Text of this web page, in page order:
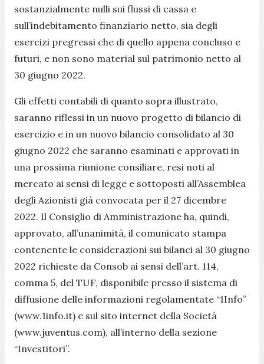
sostanzialmente nulli sui flussi di cassa e
sull’indebitamento finanziario netto, sia degli
esercizi pregressi che di quello appena concluso e
futuri, e non sono material sul patrimonio netto al
30 giugno 2022.
Gli effetti contabili di quanto sopra illustrato,
saranno riflessi in un nuovo progetto di bilancio di
esercizio e in un nuovo bilancio consolidato al 30
giugno 2022 che saranno esaminati e approvati in
una prossima riunione consiliare, resi noti al
mercato ai sensi di legge e sottoposti all’Assemblea
degli Azionisti già convocata per il 27 dicembre
2022. Il Consiglio di Amministrazione ha, quindi,
approvato, all’unanimità, il comunicato stampa
contenente le considerazioni sui bilanci al 30 giugno
2022 richieste da Consob ai sensi dell’art. 114,
comma 5, del TUF, disponibile presso il sistema di
diffusione delle informazioni regolamentate “1Info”
(www.1info.it) e sul sito internet della Società
(www.juventus.com), all’interno della sezione
“Investitori”.